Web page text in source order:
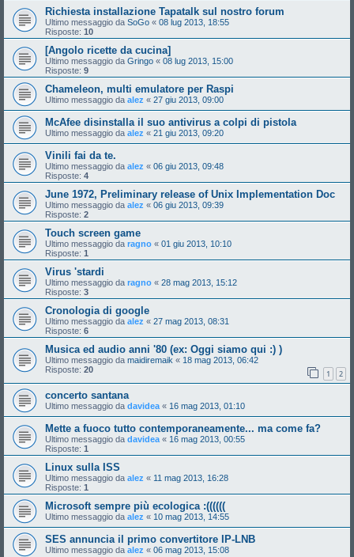
Richiesta installazione Tapatalk sul nostro forum
Ultimo messaggio da SoGo « 08 lug 2013, 18:55
Risposte: 10
[Angolo ricette da cucina]
Ultimo messaggio da Gringo « 08 lug 2013, 15:00
Risposte: 9
Chameleon, multi emulatore per Raspi
Ultimo messaggio da alez « 27 giu 2013, 09:00
McAfee disinstalla il suo antivirus a colpi di pistola
Ultimo messaggio da alez « 21 giu 2013, 09:20
Vinili fai da te.
Ultimo messaggio da alez « 06 giu 2013, 09:48
Risposte: 4
June 1972, Preliminary release of Unix Implementation Doc
Ultimo messaggio da alez « 06 giu 2013, 09:39
Risposte: 2
Touch screen game
Ultimo messaggio da ragno « 01 giu 2013, 10:10
Risposte: 1
Virus 'stardi
Ultimo messaggio da ragno « 28 mag 2013, 15:12
Risposte: 3
Cronologia di google
Ultimo messaggio da alez « 27 mag 2013, 08:31
Risposte: 6
Musica ed audio anni '80 (ex: Oggi siamo qui :) )
Ultimo messaggio da maidiremaik « 18 mag 2013, 06:42
Risposte: 20 1 2
concerto santana
Ultimo messaggio da davidea « 16 mag 2013, 01:10
Mette a fuoco tutto contemporaneamente... ma come fa?
Ultimo messaggio da davidea « 16 mag 2013, 00:55
Risposte: 1
Linux sulla ISS
Ultimo messaggio da alez « 11 mag 2013, 16:28
Risposte: 1
Microsoft sempre più ecologica :((((((
Ultimo messaggio da alez « 10 mag 2013, 14:55
SES annuncia il primo convertitore IP-LNB
Ultimo messaggio da alez « 06 mag 2013, 15:08